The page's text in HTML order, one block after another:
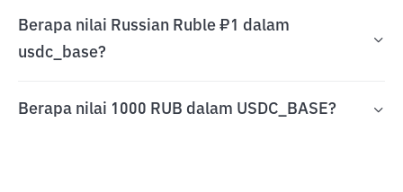
Berapa nilai Russian Ruble ₽1 dalam
usdc_base?
Berapa nilai 1000 RUB dalam USDC_BASE?